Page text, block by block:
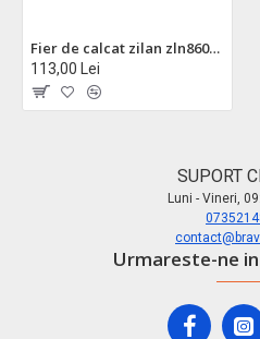
Fier de calcat zilan zln8603 cu talpa ceramica - 2600w, abur vertical si orizontal, sistem anti-calcar
113,00 Lei
SUPORT
Luni - Vineri,
Urmareste-ne